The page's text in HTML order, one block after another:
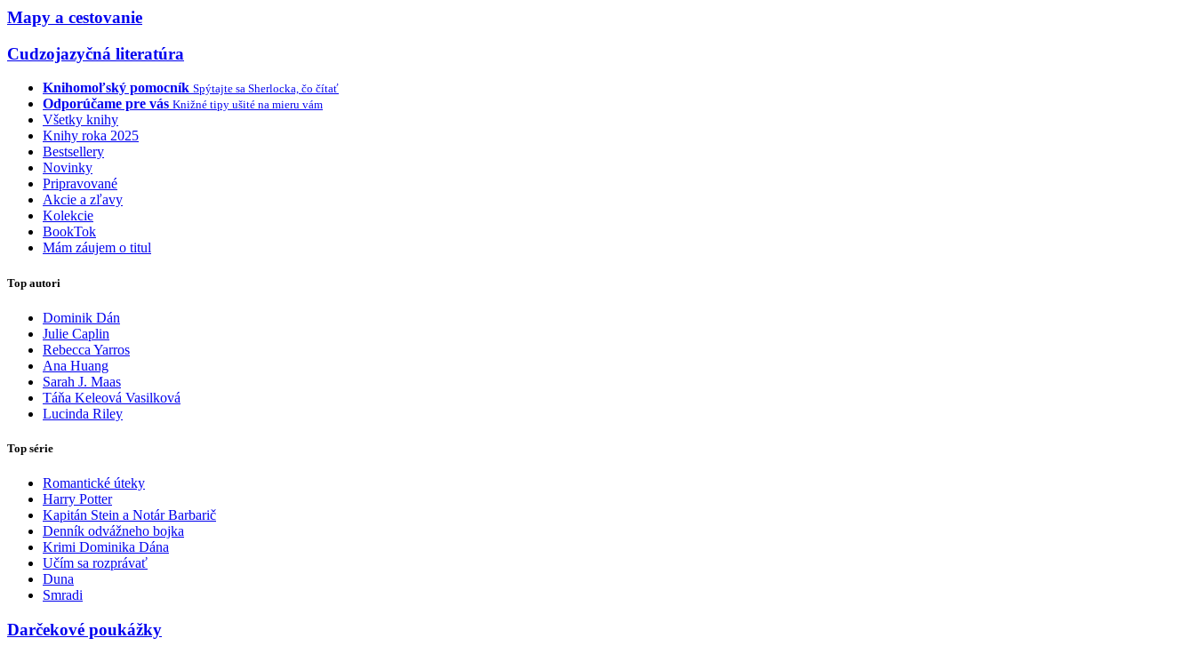
Mapy a cestovanie
Cudzojazyčná literatúra
Knihomoľský pomocník Spýtajte sa Sherlocka, čo čítať
Odporúčame pre vás Knižné tipy ušité na mieru vám
Všetky knihy
Knihy roka 2025
Bestsellery
Novinky
Pripravované
Akcie a zľavy
Kolekcie
BookTok
Mám záujem o titul
Top autori
Dominik Dán
Julie Caplin
Rebecca Yarros
Ana Huang
Sarah J. Maas
Táňa Keleová Vasilková
Lucinda Riley
Top série
Romantické úteky
Harry Potter
Kapitán Stein a Notár Barbarič
Denník odvážneho bojka
Krimi Dominika Dána
Učím sa rozprávať
Duna
Smradi
Darčekové poukážky